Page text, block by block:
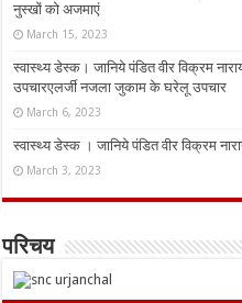
नुस्‍खों को अजमाएं
March 15, 2023
स्वास्थ्य डेस्क। जानिये पंडित वीर विक्रम
उपचारएलर्जी नजला जुकाम के घरेलू उपचार
March 6, 2023
स्वास्थ्य डेस्क । जानिये पंडित वीर विक्रम
March 3, 2023
परिचय